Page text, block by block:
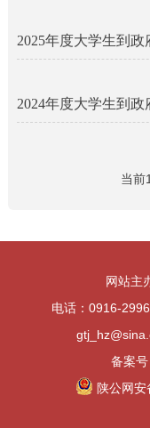
2025年度大学生到政
2024年度大学生到政
当前
网站主
电话：0916-
备案
陕公网安